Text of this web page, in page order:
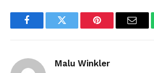
FacebookTwitter Pinterest Email
Malu Winkler